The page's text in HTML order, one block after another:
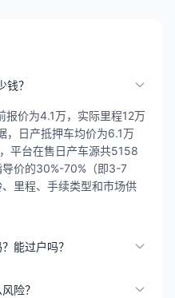
？
价为4.1万，实际里程12万
，日产抵押车均价为6.1万
平台在售日产车源共5158
导价的30%-70%（即3-7
里程、手续类型和市场供
能过户吗？
险？